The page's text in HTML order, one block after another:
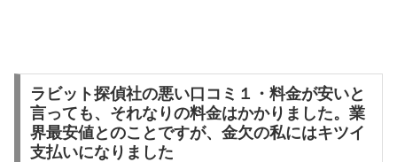
ラビット探偵社の悪い口コミ１・料金が安いと
言っても、それなりの料金はかかりました。業
界最安値とのことですが、金欠の私にはキツイ
支払いになりました